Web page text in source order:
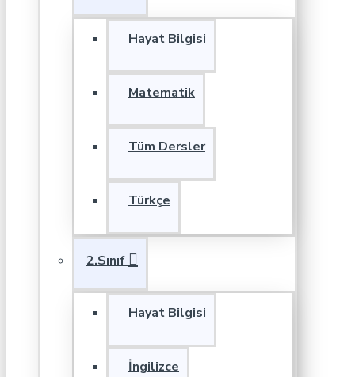
Hayat Bilgisi
Matematik
Tüm Dersler
Türkçe
2.Sınıf
Hayat Bilgisi
İngilizce